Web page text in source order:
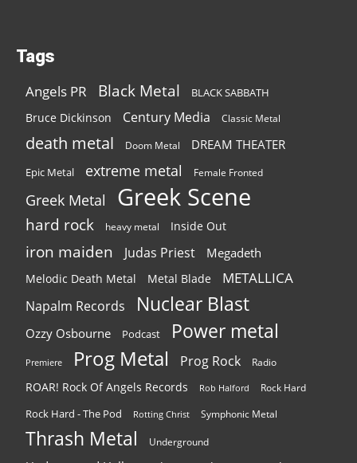
Tags
Angels PR Black Metal BLACK SABBATH
Bruce Dickinson Century Media Classic Metal
death metal Doom Metal DREAM THEATER
Epic Metal extreme metal Female Fronted
Greek Metal Greek Scene
hard rock heavy metal Inside Out
iron maiden Judas Priest Megadeth
Melodic Death Metal Metal Blade METALLICA
Napalm Records Nuclear Blast
Ozzy Osbourne Podcast Power metal
Premiere Prog Metal Prog Rock Radio
ROAR! Rock Of Angels Records Rob Halford Rock Hard
Rock Hard - The Pod Rotting Christ Symphonic Metal
Thrash Metal Underground